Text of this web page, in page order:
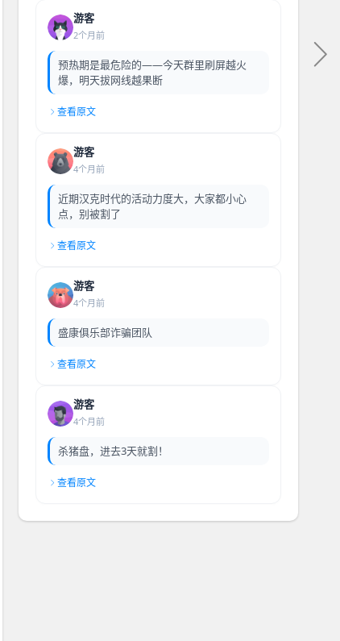
游客
2个月前
预热期是最危险的——今天群里刷屏越火
爆，明天拔网线越果断
查看原文
游客
4个月前
近期汉克时代的活动力度大，大家都小心
点，别被割了
查看原文
游客
4个月前
盛康俱乐部诈骗团队
查看原文
游客
4个月前
杀猪盘，进去3天就割！
查看原文